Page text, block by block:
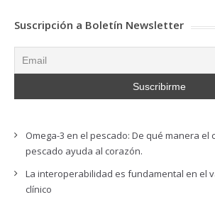
Suscripción a Boletín Newsletter
Omega-3 en el pescado: De qué manera el
pescado ayuda al corazón.
La interoperabilidad es fundamental en el
clínico